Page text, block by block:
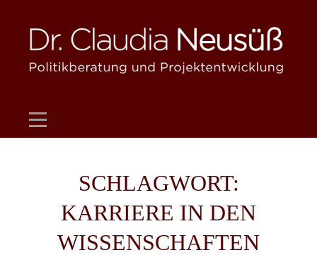
content
SCHLAGWORT:
KARRIERE IN DEN
WISSENSCHAFTEN